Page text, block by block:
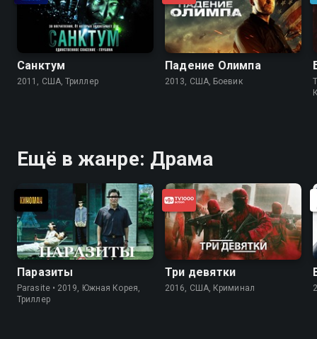
Санктум
2011, США, Триллер
Падение Олимпа
2013, США, Боевик
Ещё в жанре: Драма
Паразиты
Parasite • 2019, Южная Корея,
Триллер
Три девятки
2016, США, Криминал